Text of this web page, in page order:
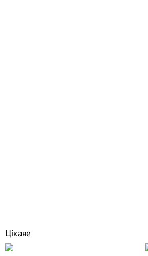
Цікаве